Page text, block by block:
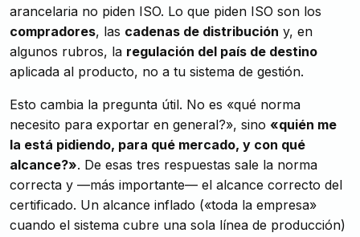
arancelaria no piden ISO. Lo que piden ISO son los
compradores, las cadenas de distribución y, en
algunos rubros, la regulación del país de destino
aplicada al producto, no a tu sistema de gestión.
Esto cambia la pregunta útil. No es «qué norma
necesito para exportar en general?», sino «quién me
la está pidiendo, para qué mercado, y con qué
alcance?». De esas tres respuestas sale la norma
correcta y —más importante— el alcance correcto del
certificado. Un alcance inflado («toda la empresa»
cuando el sistema cubre una sola línea de producción)